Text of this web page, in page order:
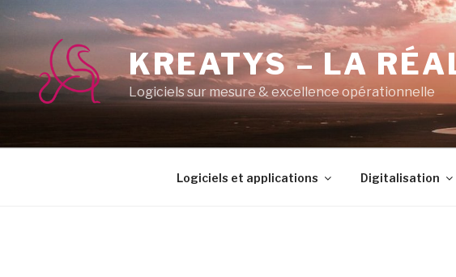
contenu
principal
KREATYS – LA
Logiciels sur mesure & excellence opérationnelle
Logiciels et applications Digitalisation